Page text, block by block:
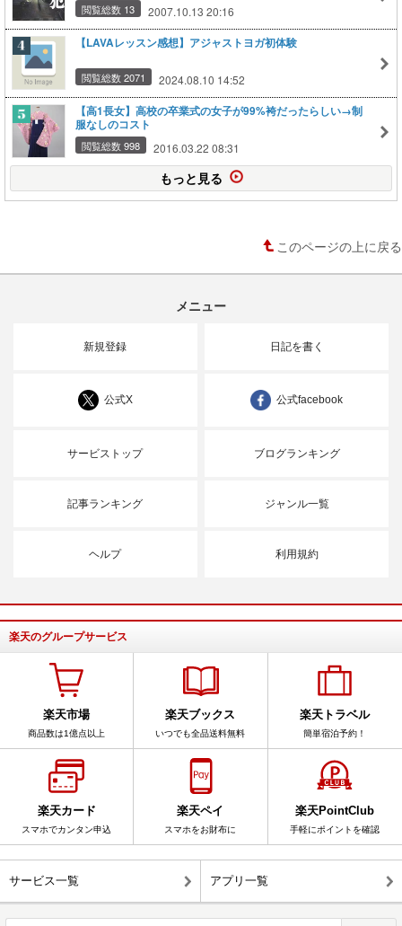
閲覧総数 13 2007.10.13 20:16
【LAVAレッスン感想】アジャストヨガ初体験
閲覧総数 2071 2024.08.10 14:52
【高1長女】高校の卒業式の女子が99%袴だったらしい→制
服なしのコスト
閲覧総数 998 2016.03.22 08:31
もっと見る
このページの上に戻る
メニュー
新規登録 日記を書く
公式X 公式facebook
サービストップ ブログランキング
記事ランキング ジャンル一覧
ヘルプ 利用規約
楽天のグループサービス
楽天市場
商品数は1億点以上
楽天ブックス
いつでも全品送料無料
楽天トラベル
簡単宿泊予約！
楽天カード
スマホでカンタン申込
楽天ペイ
スマホをお財布に
楽天PointClub
手軽にポイントを確認
サービス一覧 アプリ一覧